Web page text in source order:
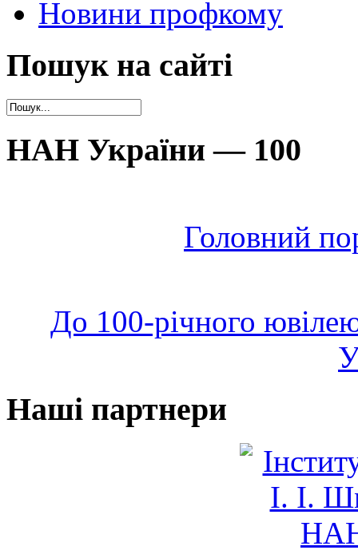
Новини профкому
Пошук на сайті
НАН України — 100
Головний
До 100-річного
Наші партнери